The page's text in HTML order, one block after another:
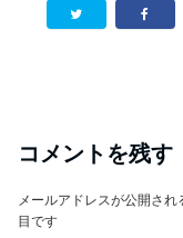
コメントを残す
メールアドレスが公開され
目です